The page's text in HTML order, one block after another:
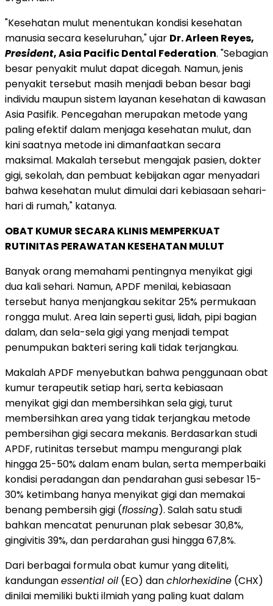
"Kesehatan mulut menentukan kondisi kesehatan
manusia secara keseluruhan," ujar Dr. Arleen Reyes,
President, Asia Pacific Dental Federation. "Sebagian
besar penyakit mulut dapat dicegah. Namun, jenis
penyakit tersebut masih menjadi beban besar bagi
individu maupun sistem layanan kesehatan di kawasan
Asia Pasifik. Pencegahan merupakan metode yang
paling efektif dalam menjaga kesehatan mulut, dan
kini saatnya metode ini dimanfaatkan secara
maksimal. Makalah tersebut mengajak pasien, dokter
gigi, sekolah, dan pembuat kebijakan agar menyadari
bahwa kesehatan mulut dimulai dari kebiasaan sehari-
hari di rumah," katanya.
OBAT KUMUR SECARA KLINIS MEMPERKUAT
RUTINITAS PERAWATAN KESEHATAN MULUT
Banyak orang memahami pentingnya menyikat gigi
dua kali sehari. Namun, APDF menilai, kebiasaan
tersebut hanya menjangkau sekitar 25% permukaan
rongga mulut. Area lain seperti gusi, lidah, pipi bagian
dalam, dan sela-sela gigi yang menjadi tempat
penumpukan bakteri sering kali tidak terjangkau.
Makalah APDF menyebutkan bahwa penggunaan obat
kumur terapeutik setiap hari, serta kebiasaan
menyikat gigi dan membersihkan sela gigi, turut
membersihkan area yang tidak terjangkau metode
pembersihan gigi secara mekanis. Berdasarkan studi
APDF, rutinitas tersebut mampu mengurangi plak
hingga 25-50% dalam enam bulan, serta memperbaiki
kondisi peradangan dan pendarahan gusi sebesar 15-
30% ketimbang hanya menyikat gigi dan memakai
benang pembersih gigi (flossing). Salah satu studi
bahkan mencatat penurunan plak sebesar 30,8%,
gingivitis 39%, dan perdarahan gusi hingga 67,8%.
Dari berbagai formula obat kumur yang diteliti,
kandunganessential oil (EO) danchlorhexidine (CHX)
dinilai memiliki bukti ilmiah yang paling kuat dalam